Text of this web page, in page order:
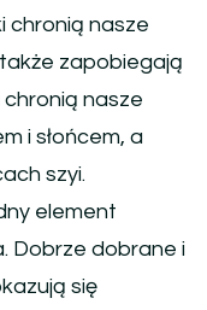
chronią nasze
zapobiegają
nasze
i słońcem, a
szyi.
element
Dobrze dobrane i
się